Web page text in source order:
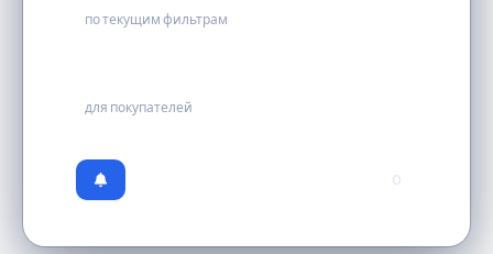
по текущим фильтрам
для покупателей
0